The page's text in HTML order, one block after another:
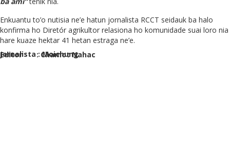
Enkuantu to’o nutisia ne’e hatun jornalista RCCT seidauk ba halo
konfirma ho Diretór agrikultor relasiona ho komunidade suai loro nia
hare kuaze hektar 41 hetan estraga ne’e.
Jornalista : Moichung
Editor : Chamot Nahac